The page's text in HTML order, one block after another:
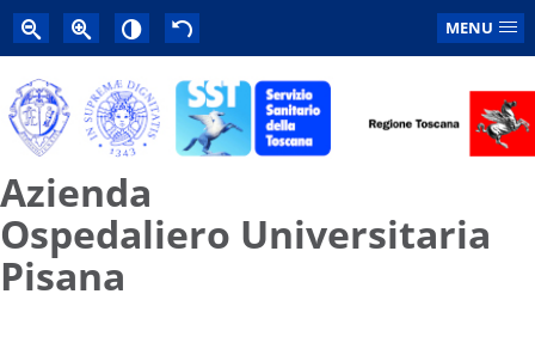
MENU
Azienda
Ospedaliero Universitaria
Pisana